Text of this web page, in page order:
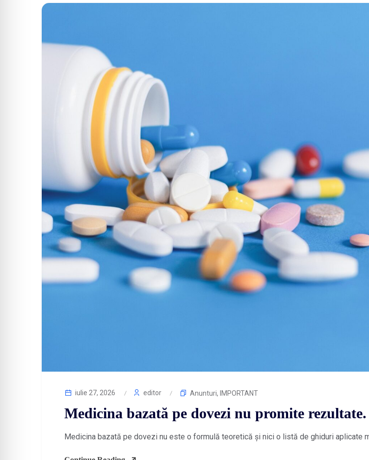
iulie 27, 2026 editor Anunturi, IMPORTANT
Medicina bazată pe dovezi nu promite
Medicina bazată pe dovezi nu este o formulă teoretică și nici o listă de ghiduri aplicate